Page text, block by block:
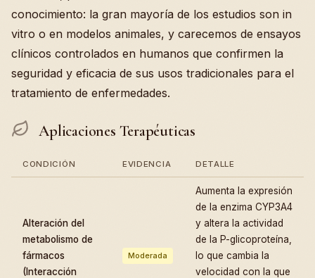
conocimiento: la gran mayoría de los estudios son in
vitro o en modelos animales, y carecemos de ensayos
clínicos controlados en humanos que confirmen la
seguridad y eficacia de sus usos tradicionales para el
tratamiento de enfermedades.
Aplicaciones Terapéuticas
CONDICIÓN EVIDENCIA DETALLE
Alteración del
metabolismo de
fármacos
(Interacción
Moderada
Aumenta la expresión
de la enzima CYP3A4
y altera la actividad
de la P-glicoproteína,
lo que cambia la
velocidad con la que